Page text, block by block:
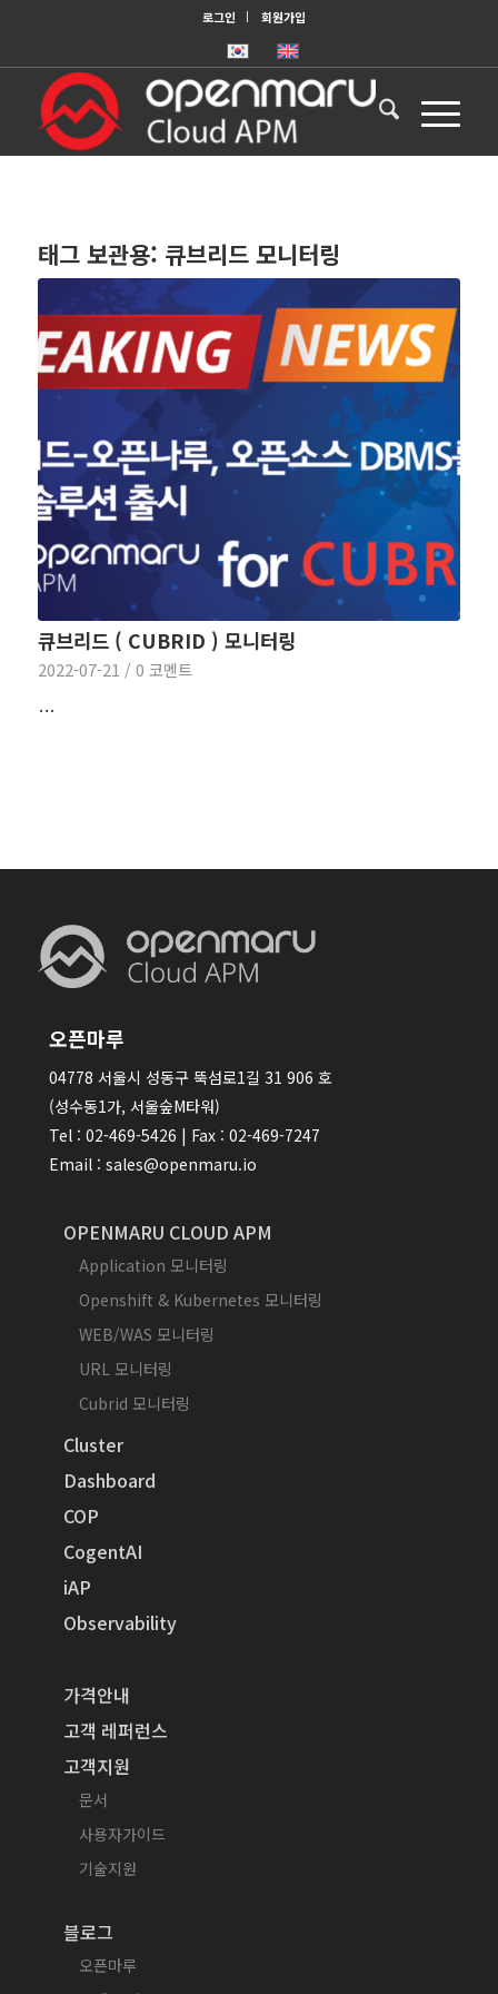
로그인 회원가입
태그 보관용: 큐브리드 모니터링
큐브리드 ( CUBRID ) 모니터링
2022-07-21 / 0 코멘트
…
오픈마루
04778 서울시 성동구 뚝섬로1길 31 906 호
(성수동1가, 서울숲M타워)
Tel : 02-469-5426 | Fax : 02-469-7247
Email : sales@openmaru.io
OPENMARU CLOUD APM
Application 모니터링
Openshift & Kubernetes 모니터링
WEB/WAS 모니터링
URL 모니터링
Cubrid 모니터링
Cluster
Dashboard
COP
CogentAI
iAP
Observability
가격안내
고객 레퍼런스
고객지원
문서
사용자가이드
기술지원
블로그
오픈마루